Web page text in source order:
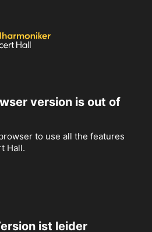
version is out of
to use all the features
Hall.
ist leider